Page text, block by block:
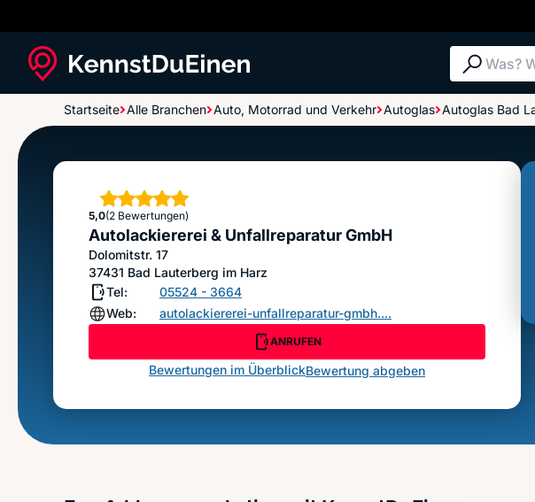
Suche:
Startseite Alle Branchen Auto, Motorrad und Verkehr Autoglas Autoglas Bad
Autolackiererei & Unfallreparatur GmbH
5,0
Sterne
(2 Bewertungen)
Autolackiererei & Unfallreparatur GmbH
Dolomitstr. 17
37431 Bad Lauterberg im Harz
Tel:
05524 - 3664
Web:
autolackiererei-unfallreparatur-gmbh....
ANRUFEN
Bewertungen im ÜberblickBewertung abgeben